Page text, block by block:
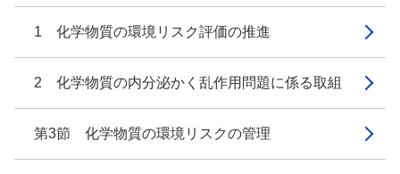
1 化学物質の環境リスク評価の推進
2 化学物質の内分泌かく乱作用問題に係る取組
第3節 化学物質の環境リスクの管理